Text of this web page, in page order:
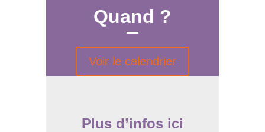
Quand ?
Voir le calendrier
Plus d’infos ici